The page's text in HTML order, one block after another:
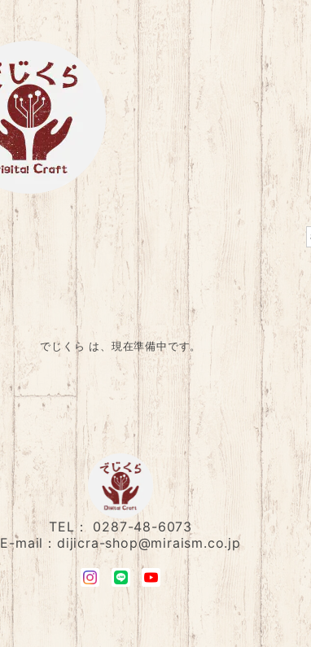
でじくら は、現在準備中です。
TEL： 0287-48-6073
E-mail：dijicra-shop@miraism.co.jp